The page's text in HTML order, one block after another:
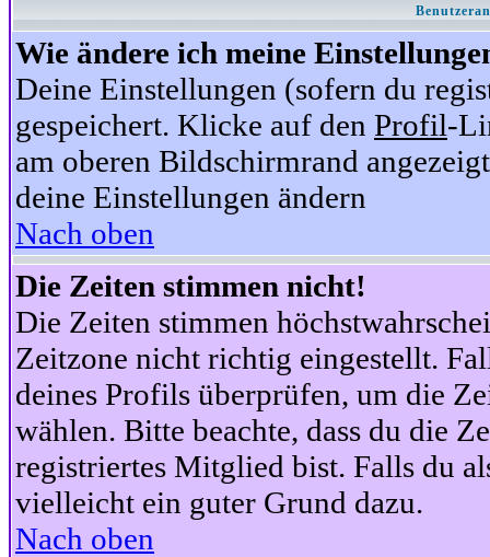
Wie ändere ich meine
Deine Einstellungen (sofern du
gespeichert. Klicke auf den Profil-
am oberen Bildschirmrand
deine Einstellungen ändern
Nach oben
Die Zeiten stimmen nicht!
Die Zeiten stimmen
Zeitzone nicht richtig eingestellt.
deines Profils überprüfen, um die
wählen. Bitte beachte, dass du die
registriertes Mitglied bist. Falls du
vielleicht ein guter Grund dazu.
Nach oben